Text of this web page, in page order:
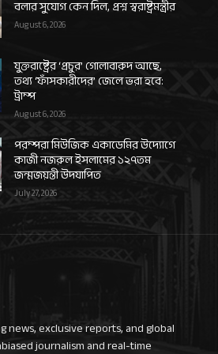
বলার সুযোগ কেন দিল, প্রশ্ন স্বরাষ্ট্রমন্ত্রীর
August 6, 2026
যুক্তরাষ্ট্রের ‘প্রচুর’ গোলাবারুদ আছে,
তথ্য ‘ফাঁসকারীদের’ জেলে ভরা হবে:
ট্রাম্প
August 6, 2026
পরম্পরা মিউজিক একাডেমির উদ্যোগে
কাজী নজরুল ইসলামের ১২৭তম
জন্মজয়ন্তী উদযাপিত
July 27, 2026
exclusive reports, and global
journalism and real-time